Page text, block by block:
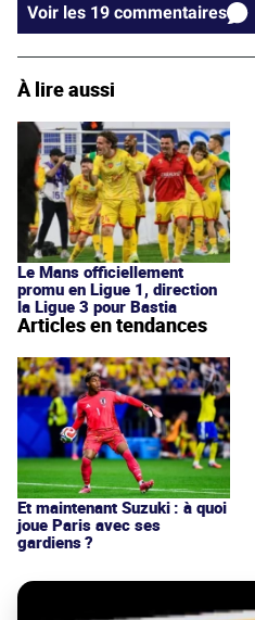
Voir les 19 commentaires
À lire aussi
Le Mans officiellement
promu en Ligue 1, direction
la Ligue 3 pour Bastia
Articles en tendances
Et maintenant Suzuki : à quoi
joue Paris avec ses
gardiens ?